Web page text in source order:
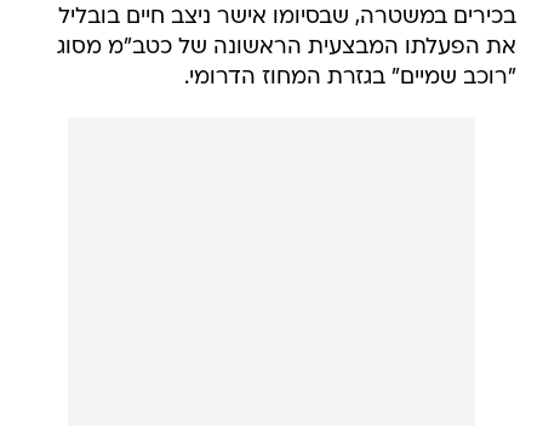
בכירים במשטרה, שבסיומו אישר ניצב חיים בובליל
את הפעלתו המבצעית הראשונה של כטב"מ מסוג
"רוכב שמיים" בגזרת המחוז הדרומי.